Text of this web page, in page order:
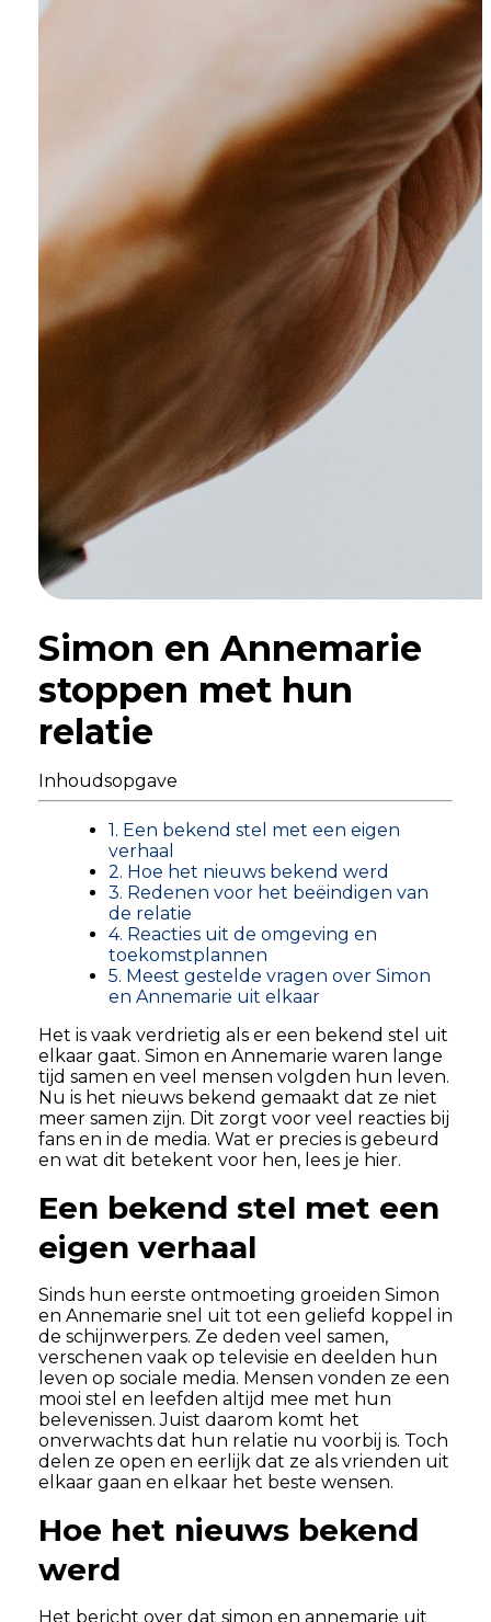
Simon en Annemarie
stoppen met hun
relatie
Inhoudsopgave
1. Een bekend stel met een eigen
verhaal
2. Hoe het nieuws bekend werd
3. Redenen voor het beëindigen van
de relatie
4. Reacties uit de omgeving en
toekomstplannen
5. Meest gestelde vragen over Simon
en Annemarie uit elkaar
Het is vaak verdrietig als er een bekend stel uit
elkaar gaat. Simon en Annemarie waren lange
tijd samen en veel mensen volgden hun leven.
Nu is het nieuws bekend gemaakt dat ze niet
meer samen zijn. Dit zorgt voor veel reacties bij
fans en in de media. Wat er precies is gebeurd
en wat dit betekent voor hen, lees je hier.
Een bekend stel met een
eigen verhaal
Sinds hun eerste ontmoeting groeiden Simon
en Annemarie snel uit tot een geliefd koppel in
de schijnwerpers. Ze deden veel samen,
verschenen vaak op televisie en deelden hun
leven op sociale media. Mensen vonden ze een
mooi stel en leefden altijd mee met hun
belevenissen. Juist daarom komt het
onverwachts dat hun relatie nu voorbij is. Toch
delen ze open en eerlijk dat ze als vrienden uit
elkaar gaan en elkaar het beste wensen.
Hoe het nieuws bekend
werd
Het bericht over dat simon en annemarie uit